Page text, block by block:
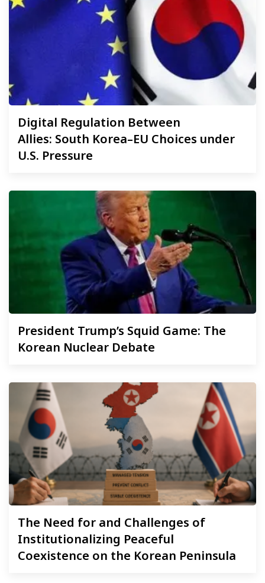
Digital Regulation Between
Allies: South Korea–EU Choices under
U.S. Pressure
President Trump’s Squid Game: The
Korean Nuclear Debate
The Need for and Challenges of
Institutionalizing Peaceful
Coexistence on the Korean Peninsula